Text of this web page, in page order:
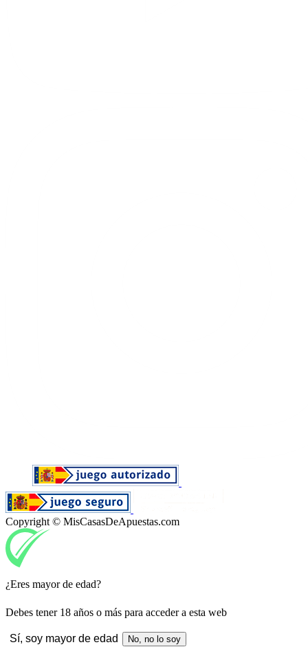
Copyright © MisCasasDeApuestas.com
¿Eres mayor de edad?
Debes tener 18 años o más para acceder a esta web
Sí, soy mayor de edad No, no lo soy